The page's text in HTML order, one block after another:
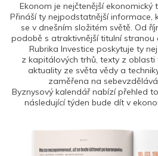
Ekonom je nejčtenější ekonomický
Přináší ty nejpodstatnější
se v dnešním složitém světě. Od
podobě s atraktivnější titulní stranou
Rubrika Investice poskytuje ty
z kapitálových trhů, texty z
aktuality ze světa vědy a
zaměřena na
Byznysový kalendář nabízí přehled
následující týden bude dít v